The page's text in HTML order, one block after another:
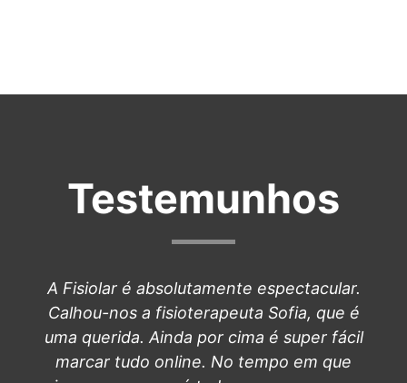
Testemunhos
A Fisiolar é absolutamente espectacular.
Calhou-nos a fisioterapeuta Sofia, que é
uma querida. Ainda por cima é super fácil
marcar tudo online. No tempo em que